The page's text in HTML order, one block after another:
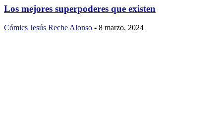
Los mejores superpoderes que existen
Cómics Jesús Reche Alonso - 8 marzo, 2024